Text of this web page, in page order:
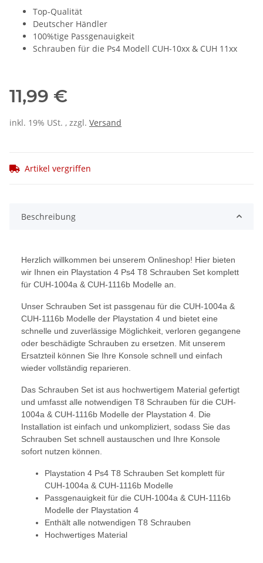
Top-Qualität
Deutscher Händler
100%tige Passgenauigkeit
Schrauben für die Ps4 Modell CUH-10xx & CUH 11xx
11,99 €
inkl. 19% USt. , zzgl. Versand
Artikel vergriffen
Beschreibung
Herzlich willkommen bei unserem Onlineshop! Hier bieten
wir Ihnen ein Playstation 4 Ps4 T8 Schrauben Set komplett
für CUH-1004a & CUH-1116b Modelle an.
Unser Schrauben Set ist passgenau für die CUH-1004a &
CUH-1116b Modelle der Playstation 4 und bietet eine
schnelle und zuverlässige Möglichkeit, verloren gegangene
oder beschädigte Schrauben zu ersetzen. Mit unserem
Ersatzteil können Sie Ihre Konsole schnell und einfach
wieder vollständig reparieren.
Das Schrauben Set ist aus hochwertigem Material gefertigt
und umfasst alle notwendigen T8 Schrauben für die CUH-
1004a & CUH-1116b Modelle der Playstation 4. Die
Installation ist einfach und unkompliziert, sodass Sie das
Schrauben Set schnell austauschen und Ihre Konsole
sofort nutzen können.
Playstation 4 Ps4 T8 Schrauben Set komplett für
CUH-1004a & CUH-1116b Modelle
Passgenauigkeit für die CUH-1004a & CUH-1116b
Modelle der Playstation 4
Enthält alle notwendigen T8 Schrauben
Hochwertiges Material